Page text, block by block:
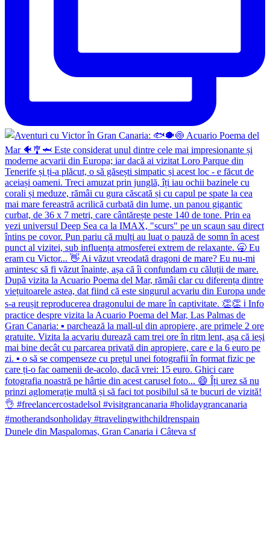
Dunele din Maspalomas, Gran Canaria ℹ️ Câteva sf